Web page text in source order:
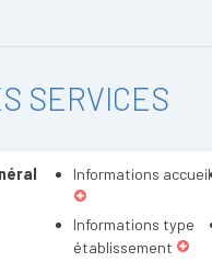
SERVICES
Informations accueil
Informations type
établissement